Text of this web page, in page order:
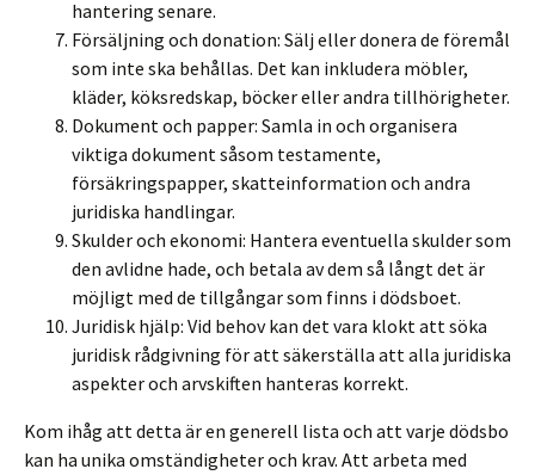
hantering senare.
Försäljning och donation: Sälj eller donera de föremål
som inte ska behållas. Det kan inkludera möbler,
kläder, köksredskap, böcker eller andra tillhörigheter.
Dokument och papper: Samla in och organisera
viktiga dokument såsom testamente,
försäkringspapper, skatteinformation och andra
juridiska handlingar.
Skulder och ekonomi: Hantera eventuella skulder som
den avlidne hade, och betala av dem så långt det är
möjligt med de tillgångar som finns i dödsboet.
Juridisk hjälp: Vid behov kan det vara klokt att söka
juridisk rådgivning för att säkerställa att alla juridiska
aspekter och arvskiften hanteras korrekt.
Kom ihåg att detta är en generell lista och att varje dödsbo
kan ha unika omständigheter och krav. Att arbeta med